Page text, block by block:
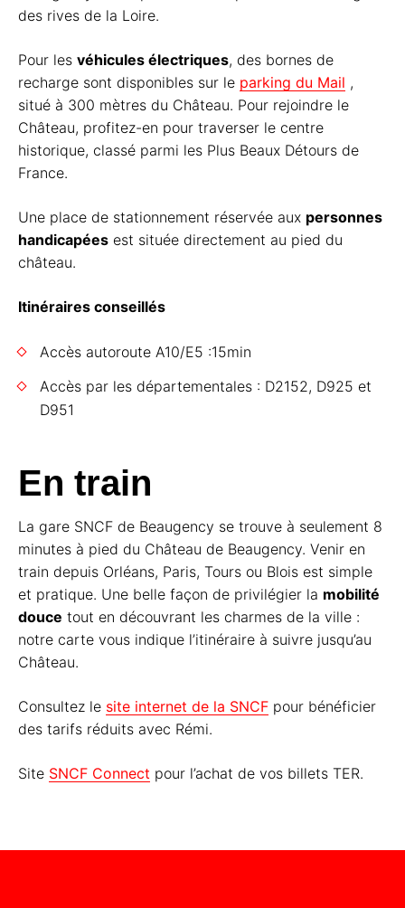
des rives de la Loire.
Pour les véhicules électriques, des bornes de
recharge sont disponibles sur le parking du Mail ,
situé à 300 mètres du Château. Pour rejoindre le
Château, profitez-en pour traverser le centre
historique, classé parmi les Plus Beaux Détours de
France.
Une place de stationnement réservée aux personnes
handicapées est située directement au pied du
château.
Itinéraires conseillés
Accès autoroute A10/E5 :15min
Accès par les départementales : D2152, D925 et
D951
En train
La gare SNCF de Beaugency se trouve à seulement 8
minutes à pied du Château de Beaugency. Venir en
train depuis Orléans, Paris, Tours ou Blois est simple
et pratique. Une belle façon de privilégier la mobilité
douce tout en découvrant les charmes de la ville :
notre carte vous indique l’itinéraire à suivre jusqu’au
Château.
Consultez le site internet de la SNCF pour bénéficier
des tarifs réduits avec Rémi.
Site SNCF Connect pour l’achat de vos billets TER.